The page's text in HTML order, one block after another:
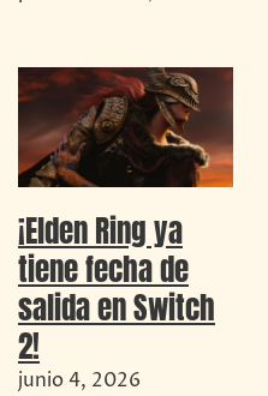
¡Elden Ring ya
tiene fecha de
salida en Switch
2!
junio 4, 2026